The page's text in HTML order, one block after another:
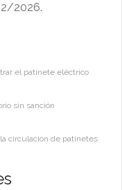
2026.
el patinete eléctrico
sin sanción
circulación de patinetes